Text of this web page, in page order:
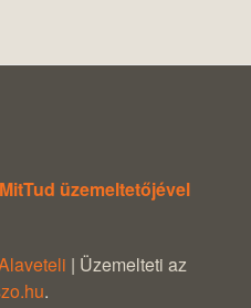
üzemeltetőjével
| Üzemelteti az
.